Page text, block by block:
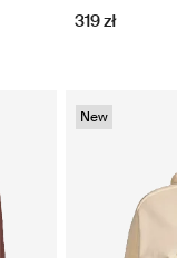
319 zł
New